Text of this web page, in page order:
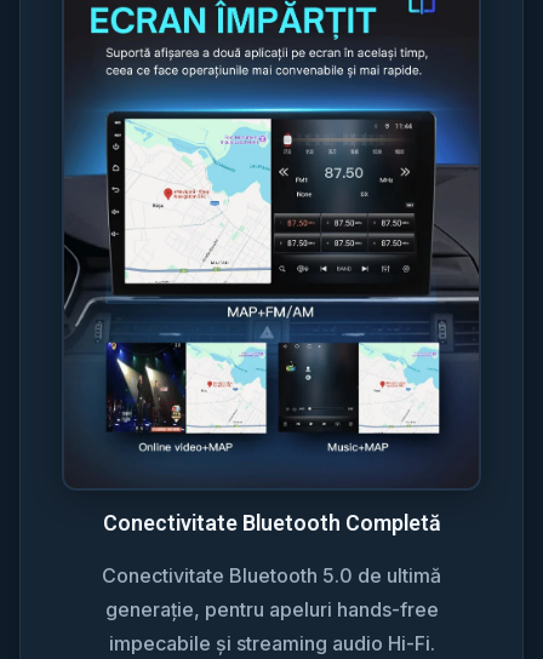
Conectivitate Bluetooth Completă
Conectivitate Bluetooth 5.0 de ultimă
generație, pentru apeluri hands-free
impecabile și streaming audio Hi-Fi.